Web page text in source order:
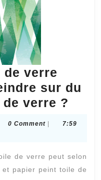
verre
sur du
verre ?
verre
0 Comment |
7:59
de verre peut selon
papier peint toile de